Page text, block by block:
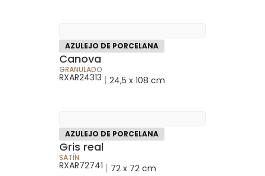
AZULEJO DE PORCELANA
Canova
GRANULADO
RXAR24313 | 24,5 x 108 cm
AZULEJO DE PORCELANA
Gris real
SATÍN
RXAR72741 | 72 x 72 cm